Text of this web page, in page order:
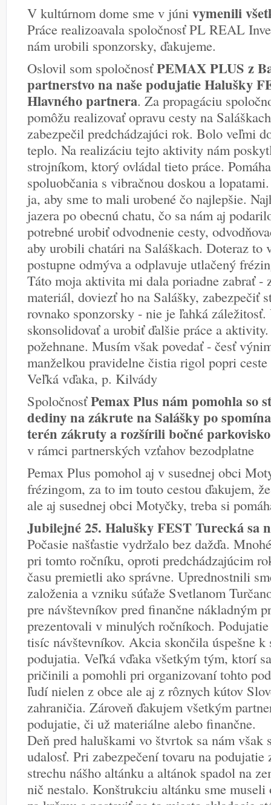
V kultúrnom dome sme v júni vymenili
Práce realizoavala spoločnosť PL REAL
nám urobili sponzorsky, ďakujeme.
Oslovil som spoločnosťPEMAX PLUS z
partnerstvo na naše podujatie Halušky
Hlavného partnera. Za propagáciu
pomôžu realizovať opravu cesty na
zabezpečil predchádzajúci rok. Bolo veľmi
teplo. Na realizáciu tejto aktivity nám
strojníkom, ktorý ovládal tieto práce.
spoluobčania s vibračnou doskou a
ja, aby sme to mali urobené čo najlepšie.
jazera po obecnú chatu, čo sa nám aj
potrebné urobiť odvodnenie cesty,
aby urobili chatári na Saláškach. Doteraz to
postupne odmýva a odplavuje utlačený
Táto moja aktivita mi dala poriadne zabrať -
materiál, doviezť ho na Salášky, zabezpečiť
rovnako sponzorsky - nie je ľahká
skonsolidovať a urobiť ďalšie práce a
požehnane. Musím však povedať - česť
manželkou pravidelne čistia rigol popri
Veľká vďaka, p. Kilvády
SpoločnosťPemax Plus nám pomohla so
dediny na zákrute na Salášky po
terén zákruty a rozšírili bočné
v rámci partnerských vzťahov bezodplatne
Pemax Plus pomohol aj v susednej obci
frézingom, za to im touto cestou ďakujem,
ale aj susednej obci Motyčky, treba si
Jubilejné 25. Halušky FEST Turecká sa
Počasie našťastie vydržalo bez dažďa.
pri tomto ročníku, oproti predchádzajúcim
času premietli ako správne. Uprednostnili
založenia a vzniku súťaže Svetlanom
pre návštevníkov pred finančne nákladným
prezentovali v minulých ročníkoch.
tisíc návštevníkov. Akcia skončila úspešne
podujatia. Veľká vďaka všetkým tým, ktorí
pričinili a pomohli pri organizovaní tohto
ľudí nielen z obce ale aj z rôznych kútov
zahraničia. Zároveň ďakujem všetkým
podujatie, či už materiálne alebo finančne.
Deň pred haluškami vo štvrtok sa nám však
udalosť. Pri zabezpečení tovaru na
strechu nášho altánku a altánok spadol na
nič nestalo. Konštrukciu altánku sme